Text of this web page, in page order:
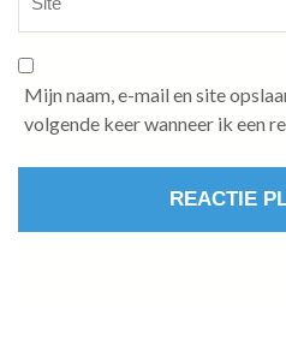
Mijn naam, e-mail en site
volgende keer wanneer ik een